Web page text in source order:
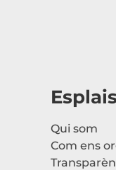
Qui som
Com ens